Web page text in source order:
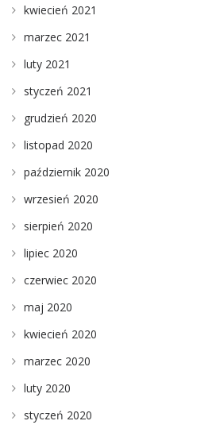
kwiecień 2021
marzec 2021
luty 2021
styczeń 2021
grudzień 2020
listopad 2020
październik 2020
wrzesień 2020
sierpień 2020
lipiec 2020
czerwiec 2020
maj 2020
kwiecień 2020
marzec 2020
luty 2020
styczeń 2020